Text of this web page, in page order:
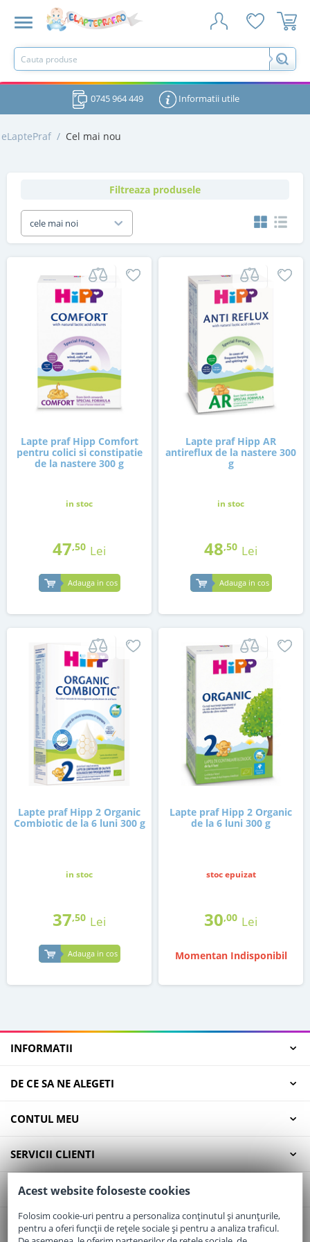
0745 964 449 Informatii utile
eLaptePraf / Cel mai nou
Filtreaza produsele
cele mai noi
Lapte praf Hipp Comfort
pentru colici si constipatie
de la nastere 300 g
in stoc
47,50 Lei
Adauga in cos
Lapte praf Hipp AR
antireflux de la nastere 300
g
in stoc
48,50 Lei
Adauga in cos
Lapte praf Hipp 2 Organic
Combiotic de la 6 luni 300 g
in stoc
37,50 Lei
Adauga in cos
Lapte praf Hipp 2 Organic
de la 6 luni 300 g
stoc epuizat
30,00 Lei
Momentan Indisponibil
INFORMATII
DE CE SA NE ALEGETI
CONTUL MEU
SERVICII CLIENTI
CONTACT
Email:office@elaptepraf.ro
Acest website foloseste cookies
Folosim cookie-uri pentru a personaliza conținutul și anunțurile,
pentru a oferi funcții de rețele sociale și pentru a analiza traficul.